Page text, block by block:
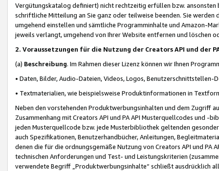
Vergütungskatalog definiert) nicht rechtzeitig erfüllen bzw. ansonsten
schriftliche Mitteilung an Sie ganz oder teilweise beenden. Sie werden
umgehend einstellen und sämtliche Programminhalte und Amazon-
jeweils verlangt, umgehend von Ihrer Website entfernen und löschen
2. Voraussetzungen für die Nutzung der Creators API und der
(a) Beschreibung. Im Rahmen dieser Lizenz können wir Ihnen
• Daten, Bilder, Audio-Dateien, Videos, Logos, Benutzerschnittstellen-
• Textmaterialien, wie beispielsweise Produktinformationen in
Neben den vorstehenden Produktwerbungsinhalten und dem Zugriff
Zusammenhang mit Creators API und PA API Musterquellcodes und
jeden Musterquellcode bzw. jede Musterbibliothek geltenden
auch Spezifikationen, Benutzerhandbücher, Anleitungen,
denen die für die ordnungsgemäße Nutzung von Creators API und PA
technischen Anforderungen und Test- und Leistungskriterien
verwendete Begriff „Produktwerbungsinhalte“ schließt ausdrücklich